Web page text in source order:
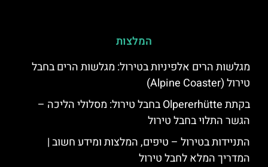
המלצות
מגלשות הרים אלפיניות בטירול: מגלשות הרים בחבל
טירול (Alpine Coaster)
בקתת Olpererhütte בחבל טירול: מסלולי הליכה –
הגשר התלוי בחבל טירול
התניידות בטירול – טיפים, המלצות ומידע חשוב |
המדריך המלא לחבל טירול